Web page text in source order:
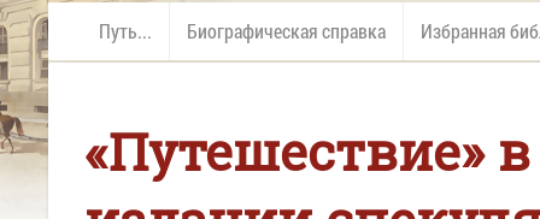
Путь... Биографическая справка Избранная
«Путешествие» в